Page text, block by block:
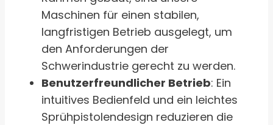
Maschinen für einen stabilen,
langfristigen Betrieb ausgelegt, um
den Anforderungen der
Schwerindustrie gerecht zu werden.
Benutzerfreundlicher Betrieb: Ein
intuitives Bedienfeld und ein leichtes
Sprühpistolendesign reduzieren die